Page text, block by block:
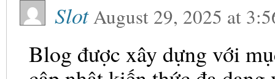
SlotAugust 29, 2025 at
Blog được xây dựng với